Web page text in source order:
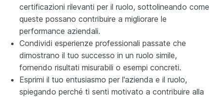
certificazioni rilevanti per il ruolo, sottolineando come
queste possano contribuire a migliorare le
performance aziendali.
Condividi esperienze professionali passate che
dimostrano il tuo successo in un ruolo simile,
fornendo risultati misurabili o esempi concreti.
Esprimi il tuo entusiasmo per l'azienda e il ruolo,
spiegando perché ti senti motivato a contribuire alla